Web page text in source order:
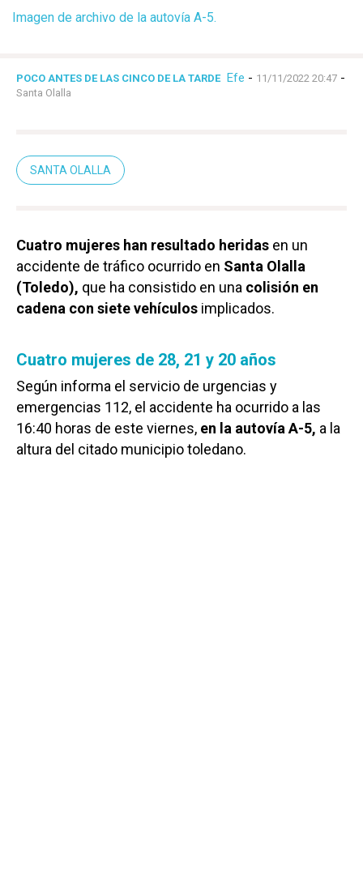
Imagen de archivo de la autovía A-5.
POCO ANTES DE LAS CINCO DE LA TARDE Efe - 11/11/2022 20:47 -
Santa Olalla
SANTA OLALLA
Cuatro mujeres han resultado heridas en un
accidente de tráfico ocurrido en Santa Olalla
(Toledo), que ha consistido en una colisión en
cadena con siete vehículos implicados.
Cuatro mujeres de 28, 21 y 20 años
Según informa el servicio de urgencias y
emergencias 112, el accidente ha ocurrido a las
16:40 horas de este viernes, en la autovía A-5, a la
altura del citado municipio toledano.